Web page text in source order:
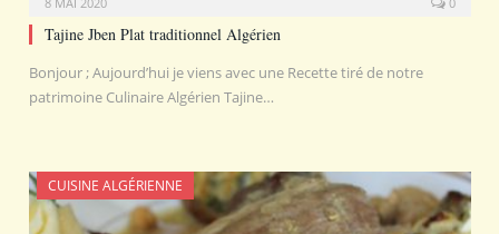
Tajine Jben Plat traditionnel Algérien
Bonjour ; Aujourd’hui je viens avec une Recette tiré de notre
patrimoine Culinaire Algérien Tajine…
CUISINE ALGÉRIENNE